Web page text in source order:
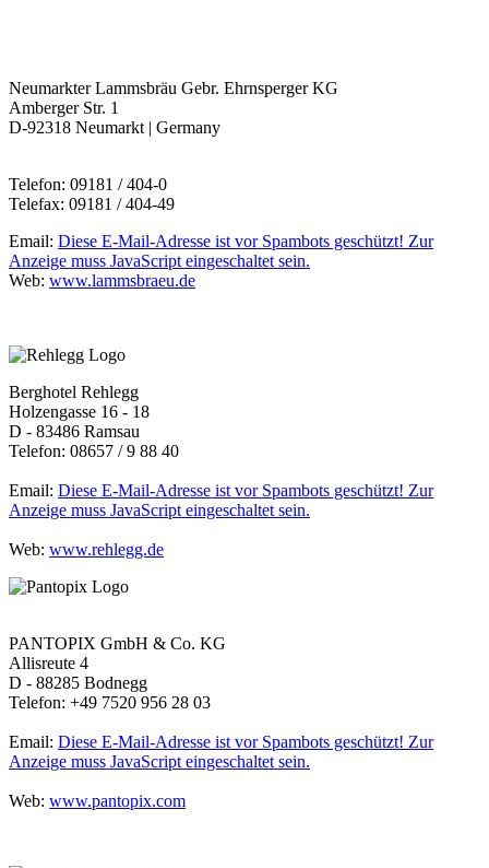
Neumarkter Lammsbräu Gebr. Ehrnsperger KG
Amberger Str. 1
D-92318 Neumarkt | Germany
Telefon: 09181 / 404-0
Telefax: 09181 / 404-49
Email: Diese E-Mail-Adresse ist vor Spambots geschützt! Zur
Anzeige muss JavaScript eingeschaltet sein.
Web: www.lammsbraeu.de
Berghotel Rehlegg
Holzengasse 16 - 18
D - 83486 Ramsau
Telefon: 08657 / 9 88 40
Email: Diese E-Mail-Adresse ist vor Spambots geschützt! Zur
Anzeige muss JavaScript eingeschaltet sein.
Web: www.rehlegg.de
PANTOPIX GmbH & Co. KG
Allisreute 4
D - 88285 Bodnegg
Telefon: +49 7520 956 28 03
Email: Diese E-Mail-Adresse ist vor Spambots geschützt! Zur
Anzeige muss JavaScript eingeschaltet sein.
Web: www.pantopix.com